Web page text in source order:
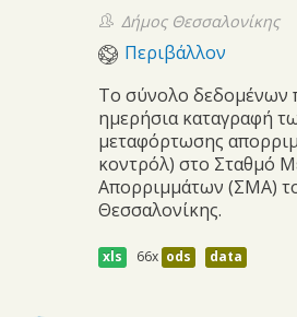
Δήμος Θεσσαλονίκης
Περιβάλλον
Το σύνολο δεδομένων
ημερήσια καταγραφή
μεταφόρτωσης
κοντρόλ) στο Σταθμό
Απορριμμάτων (ΣΜΑ)
Θεσσαλονίκης.
xls 66x ods data